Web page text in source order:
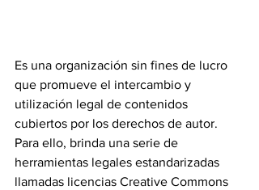
Es una organización sin fines de lucro
que promueve el intercambio y
utilización legal de contenidos
cubiertos por los derechos de autor.
Para ello, brinda una serie de
herramientas legales estandarizadas
llamadas licencias Creative Commons